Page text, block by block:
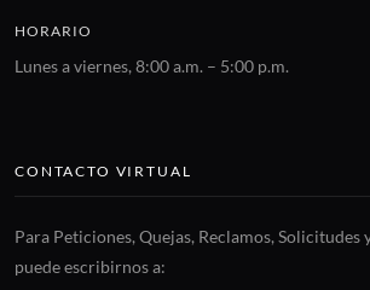
HORARIO
Lunes a viernes, 8:00 a.m. – 5:00 p.m.
CONTACTO VIRTUAL
Para Peticiones, Quejas, Reclamos, Solicitudes
puede escribirnos a: